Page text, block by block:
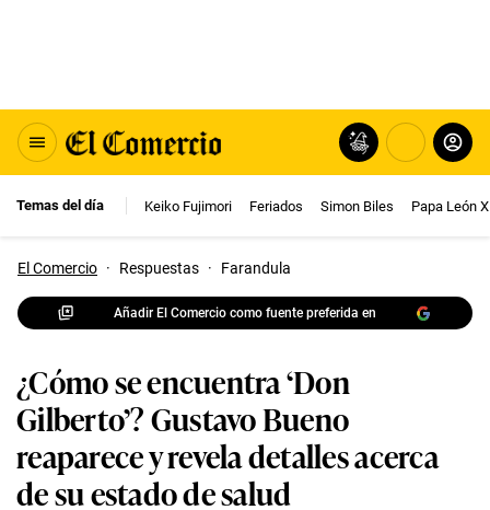
Temas del día Keiko Fujimori Feriados Simon Biles Papa León
El Comercio · Respuestas · Farandula
Añadir El Comercio como fuente preferida en
¿Cómo se encuentra ‘Don
Gilberto’? Gustavo Bueno
reaparece y revela detalles acerca
de su estado de salud